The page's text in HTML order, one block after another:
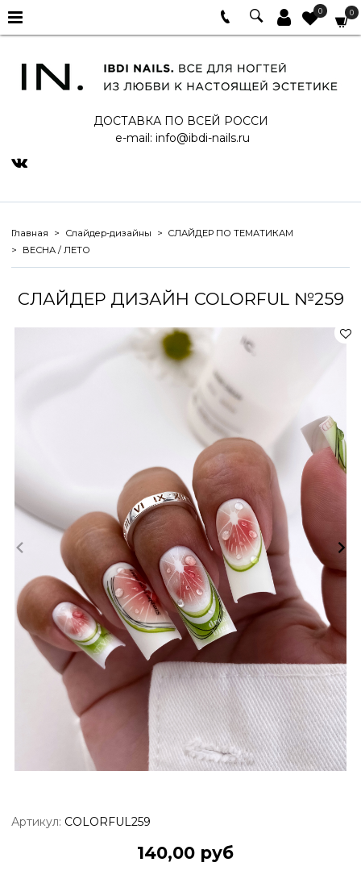
0 0
ДОСТАВКА ПО ВСЕЙ РОССИ
e-mail: info@ibdi-nails.ru
Главная Слайдер-дизайны
СЛАЙДЕР ПО ТЕМАТИКАМ
ВЕСНА / ЛЕТО
СЛАЙДЕР ДИЗАЙН COLORFUL №259
Артикул: COLORFUL259
140,00 руб